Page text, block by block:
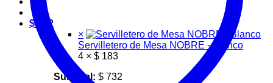
$732
×
Servilletero de Mesa NOBRE - Blanco
4 × $ 183
Subtotal: $ 732